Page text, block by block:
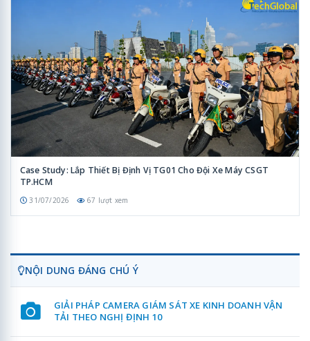
Case Study: Lắp Thiết Bị Định Vị TG01 Cho Đội Xe Máy CSGT
TP.HCM
31/07/2026 67 lượt xem
NỘI DUNG ĐÁNG CHÚ Ý
GIẢI PHÁP CAMERA GIÁM SÁT XE KINH DOANH VẬN
TẢI THEO NGHỊ ĐỊNH 10